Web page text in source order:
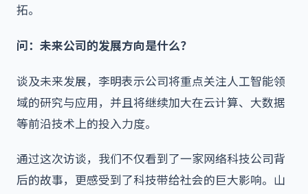
拓。
问：未来公司的发展方向是什么？
谈及未来发展，李明表示公司将重点关注人工智能领
域的研究与应用，并且将继续加大在云计算、大数据
等前沿技术上的投入力度。
通过这次访谈，我们不仅看到了一家网络科技公司背
后的故事，更感受到了科技带给社会的巨大影响。山